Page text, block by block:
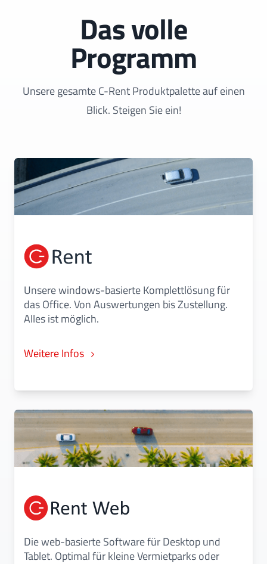
Das volle
Programm
Unsere gesamte C-Rent Produktpalette auf einen
Blick. Steigen Sie ein!
Unsere windows-basierte Komplettlösung für
das Office. Von Auswertungen bis Zustellung.
Alles ist möglich.
Weitere Infos
Die web-basierte Software für Desktop und
Tablet. Optimal für kleine Vermietparks oder